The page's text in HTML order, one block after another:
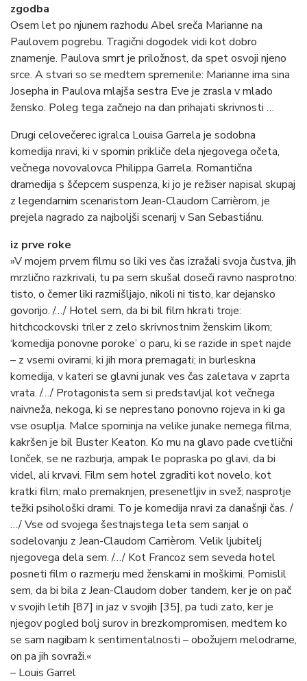
zgodba
Osem let po njunem razhodu Abel sreča Marianne na
Paulovem pogrebu. Tragični dogodek vidi kot dobro
znamenje. Paulova smrt je priložnost, da spet osvoji njeno
srce. A stvari so se medtem spremenile: Marianne ima sina
Josepha in Paulova mlajša sestra Eve je zrasla v mlado
žensko. Poleg tega začnejo na dan prihajati skrivnosti …
Drugi celovečerec igralca Louisa Garrela je sodobna
komedija nravi, ki v spomin prikliče dela njegovega očeta,
večnega novovalovca Philippa Garrela. Romantična
dramedija s ščepcem suspenza, ki jo je režiser napisal skupaj
z legendarnim scenaristom Jean-Claudom Carrièrom, je
prejela nagrado za najboljši scenarij v San Sebastiánu.
iz prve roke
»V mojem prvem filmu so liki ves čas izražali svoja čustva, jih
mrzlično razkrivali, tu pa sem skušal doseči ravno nasprotno:
tisto, o čemer liki razmišljajo, nikoli ni tisto, kar dejansko
govorijo. /…/ Hotel sem, da bi bil film hkrati troje:
hitchcockovski triler z zelo skrivnostnim ženskim likom;
‘komedija ponovne poroke’ o paru, ki se razide in spet najde
– z vsemi ovirami, ki jih mora premagati; in burleskna
komedija, v kateri se glavni junak ves čas zaletava v zaprta
vrata. /…/ Protagonista sem si predstavljal kot večnega
naivneža, nekoga, ki se neprestano ponovno rojeva in ki ga
vse osuplja. Malce spominja na velike junake nemega filma,
kakršen je bil Buster Keaton. Ko mu na glavo pade cvetlični
lonček, se ne razburja, ampak le popraska po glavi, da bi
videl, ali krvavi. Film sem hotel zgraditi kot novelo, kot
kratki film; malo premaknjen, presenetljiv in svež; nasprotje
težki psihološki drami. To je komedija nravi za današnji čas. /
…/ Vse od svojega šestnajstega leta sem sanjal o
sodelovanju z Jean-Claudom Carrièrom. Velik ljubitelj
njegovega dela sem. /…/ Kot Francoz sem seveda hotel
posneti film o razmerju med ženskami in moškimi. Pomislil
sem, da bi bila z Jean-Claudom dober tandem, ker je on pač
v svojih letih [87] in jaz v svojih [35], pa tudi zato, ker je
njegov pogled bolj surov in brezkompromisen, medtem ko
se sam nagibam k sentimentalnosti – obožujem melodrame,
on pa jih sovraži.«
– Louis Garrel